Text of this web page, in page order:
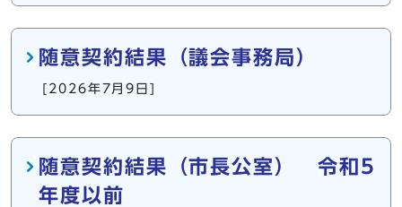
随意契約結果（議会事務局）
[2026年7月9日]
随意契約結果（市長公室） 令和5
年度以前